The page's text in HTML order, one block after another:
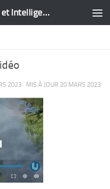
Communication, Transitions et Intelligence Territoriale
2023 · MIS À JOUR 20 MARS 2023